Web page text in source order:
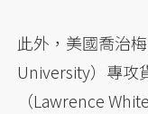
此外，美國喬治
University）專攻
（Lawrence